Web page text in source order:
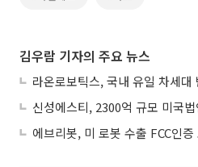
김우람 기자의 주요 뉴스